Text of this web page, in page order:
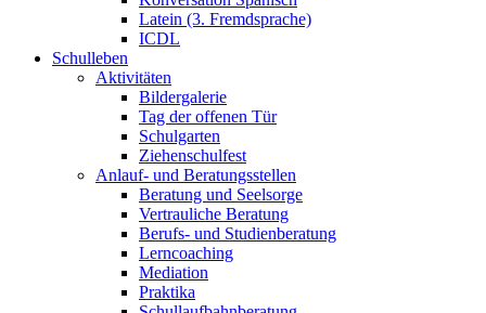
Latein (3. Fremdsprache)
ICDL
Schulleben
Aktivitäten
Bildergalerie
Tag der offenen Tür
Schulgarten
Ziehenschulfest
Anlauf- und Beratungsstellen
Beratung und Seelsorge
Vertrauliche Beratung
Berufs- und Studienberatung
Lerncoaching
Mediation
Praktika